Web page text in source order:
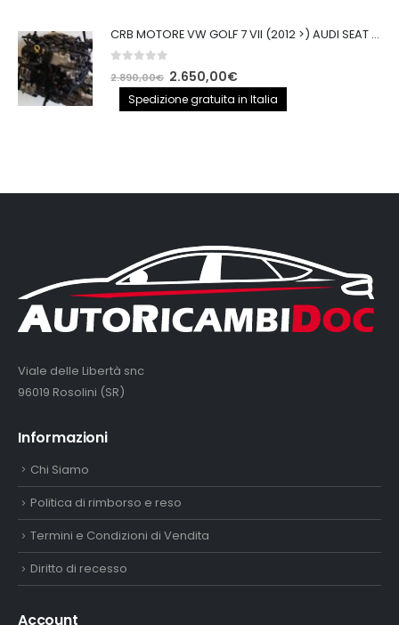
CRB MOTORE VW GOLF 7 VII (2012 >) AUDI SEAT 2.0TDI 150CV CRB IMPIANTO BOSCH
out of 5
2.890,00€ Il
prezzo
originale
2.650,00€Il
prezzo
attuale
Spedizione gratuita in Italia
Viale delle Libertà snc
96019 Rosolini (SR)
Informazioni
Chi Siamo
Politica di rimborso e reso
Termini e Condizioni di Vendita
Diritto di recesso
Account